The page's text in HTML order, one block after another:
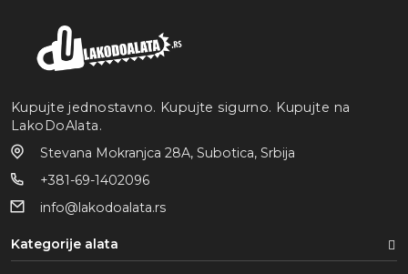
Kupujte jednostavno. Kupujte sigurno. Kupujte na
LakoDoAlata.
Stevana Mokranjca 28A, Subotica, Srbija
+381-69-1402096
info@lakodoalata.rs
Kategorije alata